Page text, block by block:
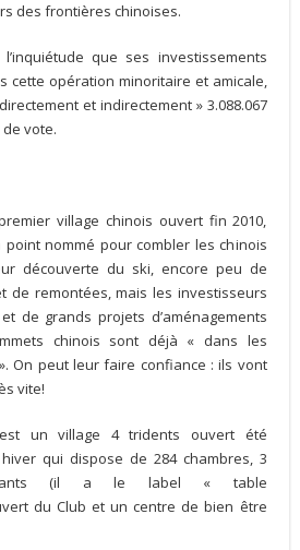
des frontières chinoises.
que ses investissements
cette opération minoritaire et amicale,
et indirectement » 3.088.067
de vote.
village chinois ouvert fin 2010,
point nommé pour combler les chinois
découverte du ski, encore peu de
de remontées, mais les investisseurs
de grands projets d’aménagements
chinois sont déjà « dans les
On peut leur faire confiance : ils vont
vite!
un village 4 tridents ouvert été
hiver qui dispose de 284 chambres, 3
(il a le label « table
du Club et un centre de bien être